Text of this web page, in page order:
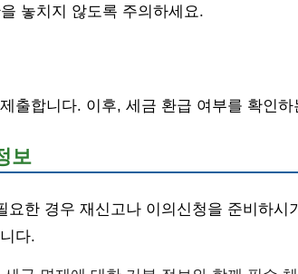
놓치지 않도록 주의하세요.
출합니다. 이후, 세금 환급 여부를 확인
보
요한 경우 재신고나 이의신청을 준비하시
다.